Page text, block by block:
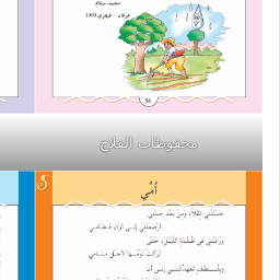
محفوظات الفلاح